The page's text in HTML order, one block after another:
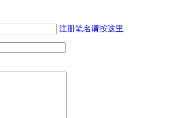
注册笔名请按这里